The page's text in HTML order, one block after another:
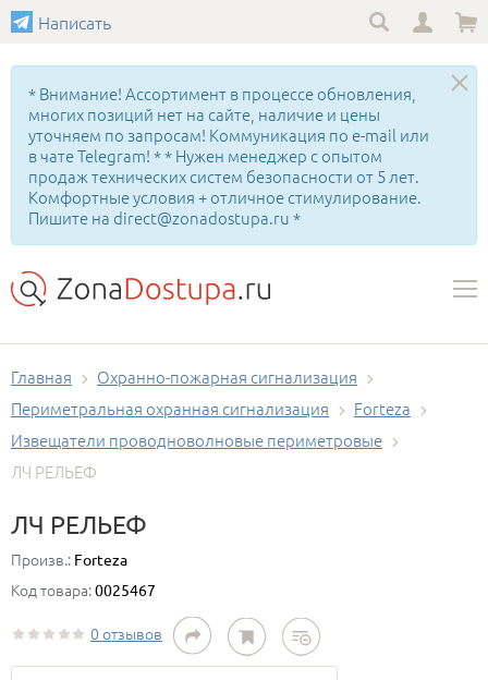
Написать
* Внимание! Ассортимент в процессе обновления,
многих позиций нет на сайте, наличие и цены
уточняем по запросам! Коммуникация по e-mail или
в чате Telegram! * * Нужен менеджер с опытом
продаж технических систем безопасности от 5 лет.
Комфортные условия + отличное стимулирование.
Пишите на direct@zonadostupa.ru *
Главная
Охранно-пожарная сигнализация
Периметральная охранная сигнализация
Forteza
Извещатели проводноволновые периметровые
ЛЧ РЕЛЬЕФ
ЛЧ РЕЛЬЕФ
Произв.: Forteza
Код товара:0025467
0 отзывов